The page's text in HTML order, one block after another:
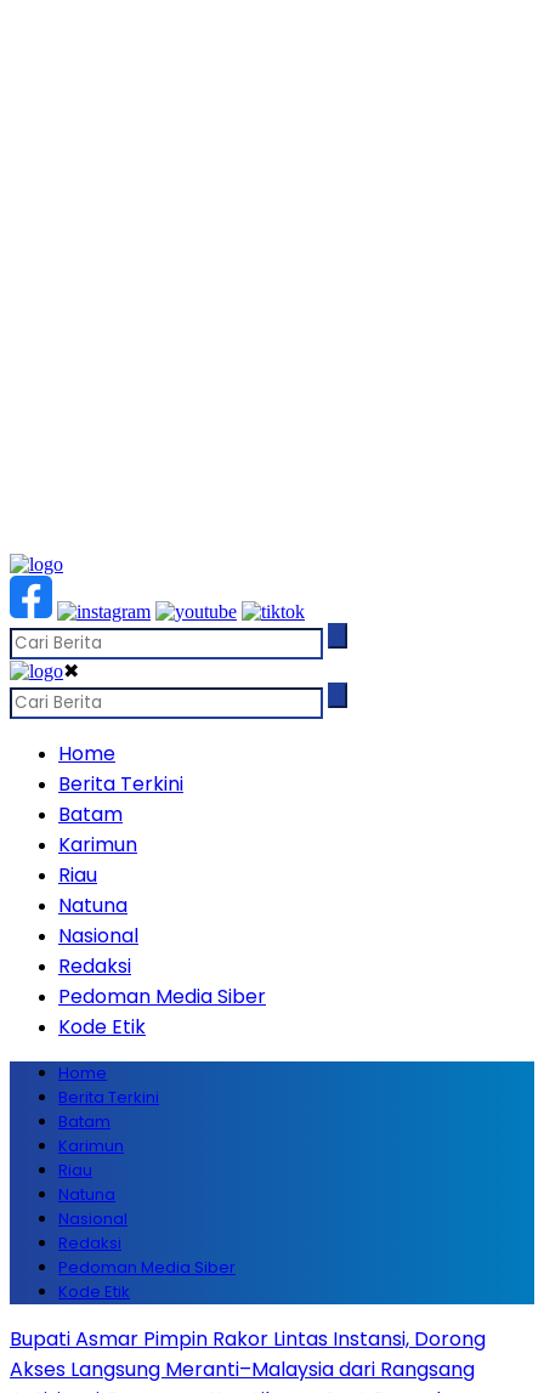
✖
Home
Berita Terkini
Batam
Karimun
Riau
Natuna
Nasional
Redaksi
Pedoman Media Siber
Kode Etik
Home
Berita Terkini
Batam
Karimun
Riau
Natuna
Nasional
Redaksi
Pedoman Media Siber
Kode Etik
Bupati Asmar Pimpin Rakor Lintas Instansi, Dorong
Akses Langsung Meranti–Malaysia dari Rangsang